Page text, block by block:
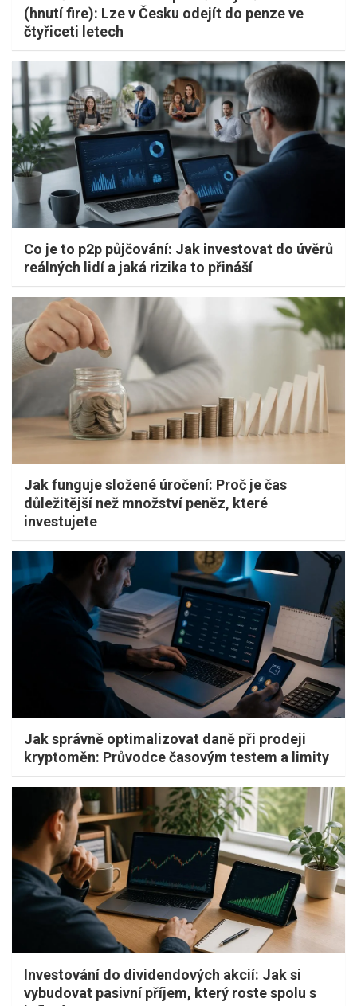
(hnutí fire): Lze v Česku odejít do penze ve
čtyřiceti letech
Co je to p2p půjčování: Jak investovat do úvěrů
reálných lidí a jaká rizika to přináší
Jak funguje složené úročení: Proč je čas
důležitější než množství peněz, které
investujete
Jak správně optimalizovat daně při prodeji
kryptoměn: Průvodce časovým testem a limity
Investování do dividendových akcií: Jak si
vybudovat pasivní příjem, který roste spolu s